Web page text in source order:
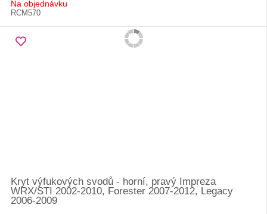
Na objednávku
RCM570
Kryt výfukových svodů - horní, pravý Impreza
WRX/STI 2002-2010, Forester 2007-2012, Legacy
2006-2009